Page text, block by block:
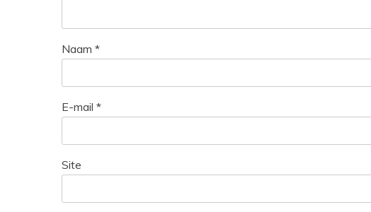
Naam *
E-mail *
Site